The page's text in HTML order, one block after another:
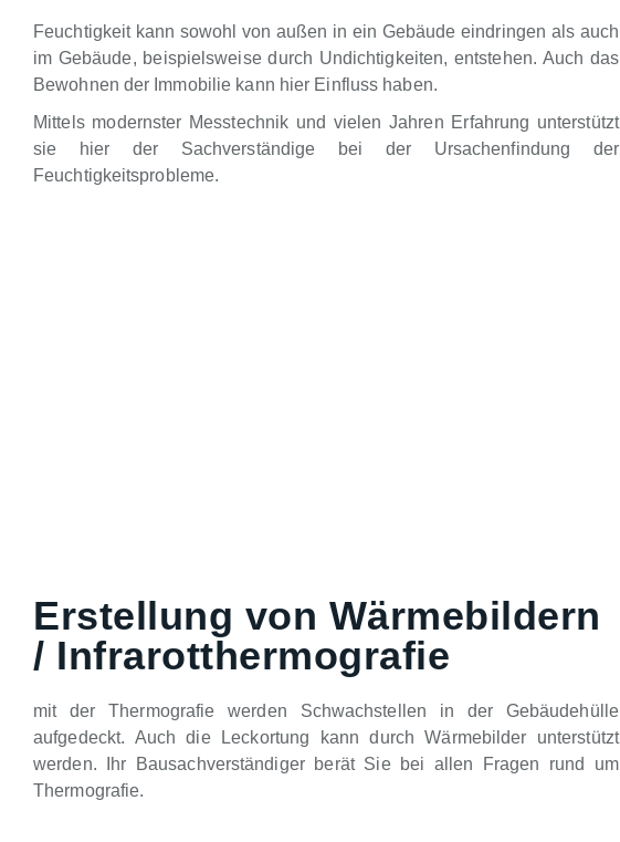
Feuchtigkeit kann sowohl von außen in ein Gebäude eindringen als auch
im Gebäude, beispielsweise durch Undichtigkeiten, entstehen. Auch das
Bewohnen der Immobilie kann hier Einfluss haben.
Mittels modernster Messtechnik und vielen Jahren Erfahrung unterstützt
sie hier der Sachverständige bei der Ursachenfindung der
Feuchtigkeitsprobleme.
Erstellung von Wärmebildern
/ Infrarotthermografie
mit der Thermografie werden Schwachstellen in der Gebäudehülle
aufgedeckt. Auch die Leckortung kann durch Wärmebilder unterstützt
werden. Ihr Bausachverständiger berät Sie bei allen Fragen rund um
Thermografie.